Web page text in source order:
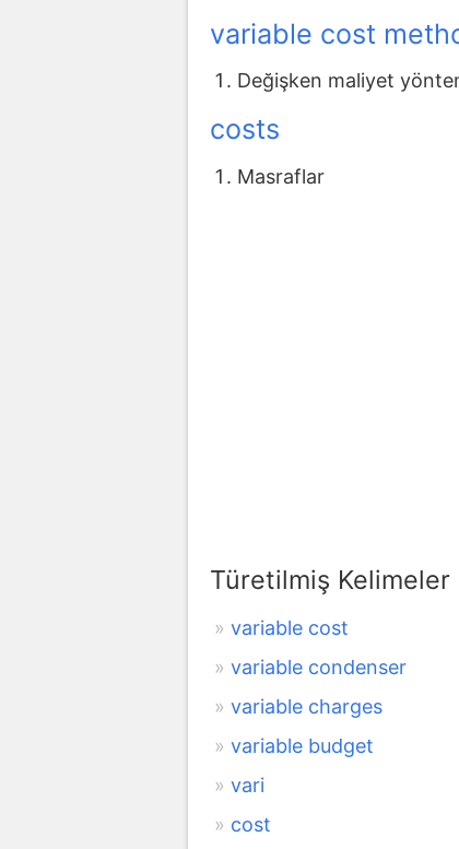
variable cost
Değişken maliyet
costs
Masraflar
Türetilmiş Kelimeler
variable cost
variable condenser
variable charges
variable budget
vari
cost